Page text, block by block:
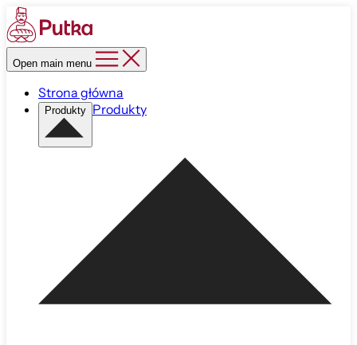
Open main menu
Strona główna
Produkty Produkty